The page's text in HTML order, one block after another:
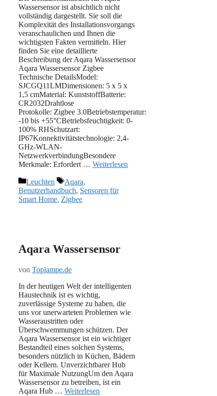
Wassersensor ist absichtlich nicht
vollständig dargestellt. Sie soll die
Komplexität des Installationsvorgangs
veranschaulichen und Ihnen die
wichtigsten Fakten vermitteln. Hier
finden Sie eine detaillierte
Beschreibung der Aqara Wassersensor
Aqara Wassersensor Zigbee
Technische DetailsModel:
SJCGQ11LMDimensionen: 5 x 5 x
1,5 cmMaterial: KunststoffBatterie:
‎CR2032Drahtlose
Protokolle: Zigbee 3.0Betriebstemperatur:
-10 bis +55°CBetriebsfeuchtigkeit: 0-
100% RHSchutzart:
IP67Konnektivitätstechnologie: 2,4-
GHz-WLAN-
NetzwerkverbindungBesondere
Merkmale: ‎Erfordert … Weiterlesen
Kategorien
Leuchten Schlagwörter
Aqara,
Benutzerhandbuch, Sensoren für
Smart Home, Zigbee
Aqara Wassersensor
von Toplampe.de
In der heutigen Welt der intelligenten
Haustechnik ist es wichtig,
zuverlässige Systeme zu haben, die
uns vor unerwarteten Problemen wie
Wasseraustritten oder
Überschwemmungen schützen. Der
Aqara Wassersensor ist ein wichtiger
Bestandteil eines solchen Systems,
besonders nützlich in Küchen, Bädern
oder Kellern. Unverzichtbarer Hub
für Maximale NutzungUm den Aqara
Wassersensor zu betreiben, ist ein
Aqara Hub … Weiterlesen